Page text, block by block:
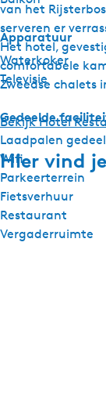
Apparatuur
Waterkoker
Televisie
Gedeelde
Laadpalen
Wifi
Parkeerterrein
Fietsverhuur
Restaurant
Vergaderruimte
van het
serveren er
Het hotel,
comfortabele
Zweedse chalets
Bekijk Hotel
Hier vind